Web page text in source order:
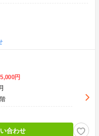
5,000円
合わせ